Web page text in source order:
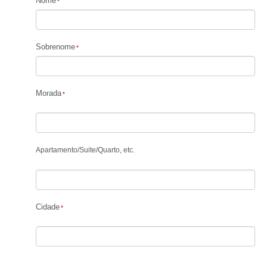
Sobrenome
Morada
Apartamento/Suite/Quarto, etc.
Cidade